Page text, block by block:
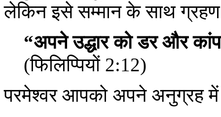
लेकिन इसे सम्मान के साथ ग्रहण
“अपने उद्धार को डर और
(फिलिप्पियों 2:12)
परमेश्वर आपको अपने अनुग्रह में